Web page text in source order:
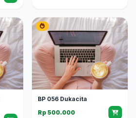
BP 056 Dukacita
Rp 500.000